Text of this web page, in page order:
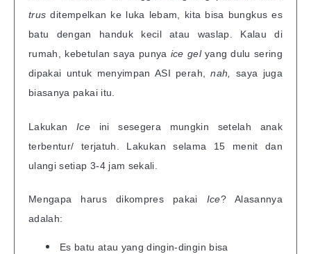
trus ditempelkan ke luka lebam, kita bisa bungkus es
batu dengan handuk kecil atau waslap. Kalau di
rumah, kebetulan saya punya ice gelyang dulu sering
dipakai untuk menyimpan ASI perah,nah,
saya juga
biasanya pakai itu.
LakukanIce ini sesegera mungkin setelah anak
terbentur/ terjatuh. Lakukan selama 15 menit dan
ulangi setiap 3-4 jam sekali.
Mengapa harus dikompres pakai Ice? Alasannya
adalah:
Es batu atau yang dingin-dingin bisa